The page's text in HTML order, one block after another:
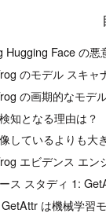
Hugging Face の悪
のモデル スキャ
の画期的なモデ
知となる理由は？
しているよりも大
エビデンス エン
ス スタディ 1:
GetAttr は機械学習